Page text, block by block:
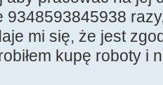
9348593845938
mi się, że jest
kupę roboty i